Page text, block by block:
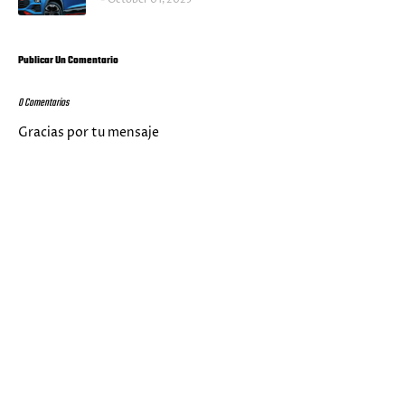
Publicar Un Comentario
0 Comentarios
Gracias por tu mensaje